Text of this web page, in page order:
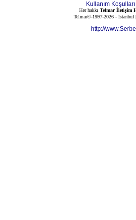
Kullanım Koşulları
Her hakkı Telmar İletişim
Telmar©-1997-2026 -
http://